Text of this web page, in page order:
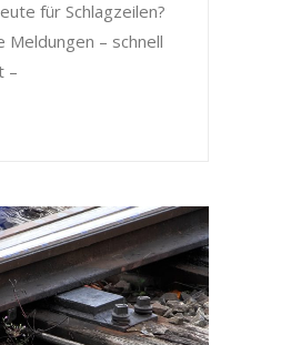
für Schlagzeilen?
Meldungen – schnell
–